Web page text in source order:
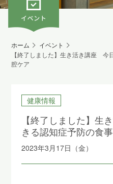
ホーム
イベント
【終了しました】生き活き講座 今
腔ケア
健康情報
【終了しました】
きる認知症予防の食
2023年3月17日（金）